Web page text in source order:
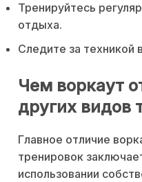
Тренируйтесь
отдыха.
Следите за техникой
Чем воркаут
других видов
Главное отличие
тренировок
использовании